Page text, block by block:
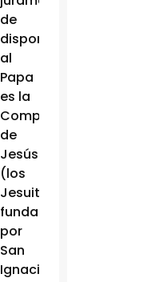
de
disponibilidad
al
Papa
es la
Compañía
de
Jesús
(los
Jesuitas),
fundada
por
San
Ignacio